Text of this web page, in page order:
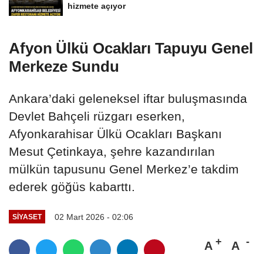
hizmete açıyor
Afyon Ülkü Ocakları Tapuyu Genel
Merkeze Sundu
Ankara’daki geleneksel iftar buluşmasında
Devlet Bahçeli rüzgarı eserken,
Afyonkarahisar Ülkü Ocakları Başkanı
Mesut Çetinkaya, şehre kazandırılan
mülkün tapusunu Genel Merkez’e takdim
ederek göğüs kabarttı.
SIYASET 02 Mart 2026 - 02:06
A A